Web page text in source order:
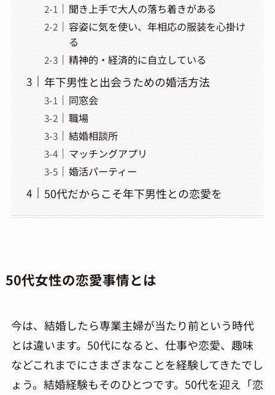
聞き上手で大人の落ち着きがある
容姿に気を使い、年相応の服装を心掛け
る
精神的・経済的に自立している
年下男性と出会うための婚活方法
同窓会
職場
結婚相談所
マッチングアプリ
婚活パーティー
50代だからこそ年下男性との恋愛を
50代女性の恋愛事情とは
今は、結婚したら専業主婦が当たり前という時代
とは違います。 50代になると、仕事や恋愛、趣味
などこれまでにさまざまなことを経験してきたでし
ょう。結婚経験もそのひとつです。 50代を迎え「恋